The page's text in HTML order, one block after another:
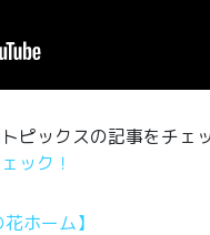
ピックスの記事をチェ
ック！
ホーム】